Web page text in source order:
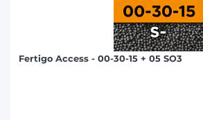
Fertigo Access - 00-30-15 + 05 SO3